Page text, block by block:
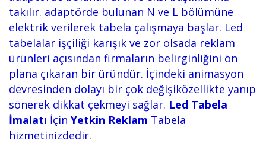
takılır. adaptörde bulunan N ve L bölümüne
elektrik verilerek tabela çalışmaya başlar. Led
tabelalar işçiliği karışık ve zor olsada reklam
ürünleri açısından firmaların belirginliğini ön
plana çıkaran bir üründür. İçindeki animasyon
devresinden dolayı bir çok değişiközellikte yanıp
sönerek dikkat çekmeyi sağlar. Led Tabela
İmalatı İçin Yetkin Reklam Tabela
hizmetinizdedir.